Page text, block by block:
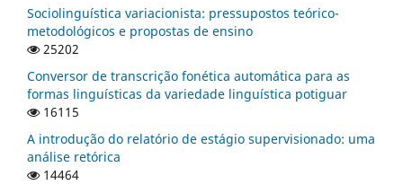
Sociolinguística variacionista: pressupostos teórico-
metodológicos e propostas de ensino
25202
Conversor de transcrição fonética automática para as
formas linguísticas da variedade linguística potiguar
16115
A introdução do relatório de estágio supervisionado: uma
análise retórica
14464